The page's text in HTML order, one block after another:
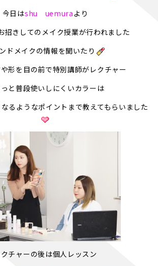
今日はshu uemura より
招きしてのメイク授業が行われました
ドメイクの情報を聞いたり
形を目の前で特別講師がレクチャー
と普段使いしにくいカラーは
るようなポイントまで教えてもらいました
クチャーの後は個人レッスン